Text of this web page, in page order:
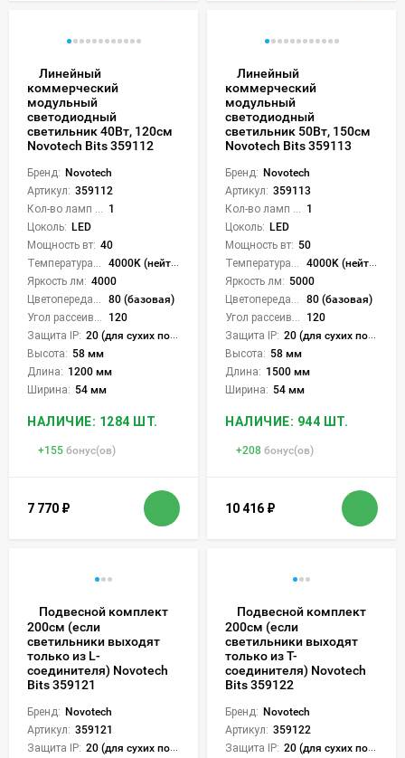
Линейный
коммерческий
модульный
светодиодный
светильник 40Вт, 120см
Novotech Bits 359112
Бренд: Novotech
Артикул: 359112
Кол-во ламп или LED: 1
Цоколь: LED
Мощность вт: 40
Температура света:
4000K (нейтральный)
Яркость лм: 4000
Цветопередача (CRI):
80 (базовая)
Угол рассеивания света °:
120
Защита IP: 20 (для сухих пом.)
Высота: 58 мм
Длина: 1200 мм
Ширина: 54 мм
НАЛИЧИЕ: 1284 ШТ.
+155 бонус(ов)
7 770 ₽
Линейный
коммерческий
модульный
светодиодный
светильник 50Вт, 150см
Novotech Bits 359113
Бренд: Novotech
Артикул: 359113
Кол-во ламп или LED: 1
Цоколь: LED
Мощность вт: 50
Температура света:
4000K (нейтральный)
Яркость лм: 5000
Цветопередача (CRI):
80 (базовая)
Угол рассеивания света °:
120
Защита IP: 20 (для сухих пом.)
Высота: 58 мм
Длина: 1500 мм
Ширина: 54 мм
НАЛИЧИЕ: 944 ШТ.
+208 бонус(ов)
10 416 ₽
Подвесной комплект
200см (если
светильники выходят
только из L-
соединителя) Novotech
Bits 359121
Бренд: Novotech
Артикул: 359121
Защита IP: 20 (для сухих пом.)
Подвесной комплект
200см (если
светильники выходят
только из Т-
соединителя) Novotech
Bits 359122
Бренд: Novotech
Артикул: 359122
Защита IP: 20 (для сухих пом.)